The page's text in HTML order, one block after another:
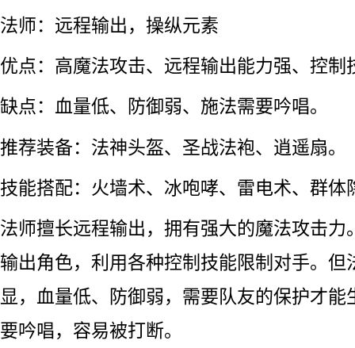
法师：远程输出，操纵元素
优点：高魔法攻击、远程输出能力强、控制
缺点：血量低、防御弱、施法需要吟唱。
推荐装备：法神头盔、圣战法袍、逍遥扇。
技能搭配：火墙术、冰咆哮、雷电术、群体
法师擅长远程输出，拥有强大的魔法攻击力
输出角色，利用各种控制技能限制对手。但
显，血量低、防御弱，需要队友的保护才能
要吟唱，容易被打断。